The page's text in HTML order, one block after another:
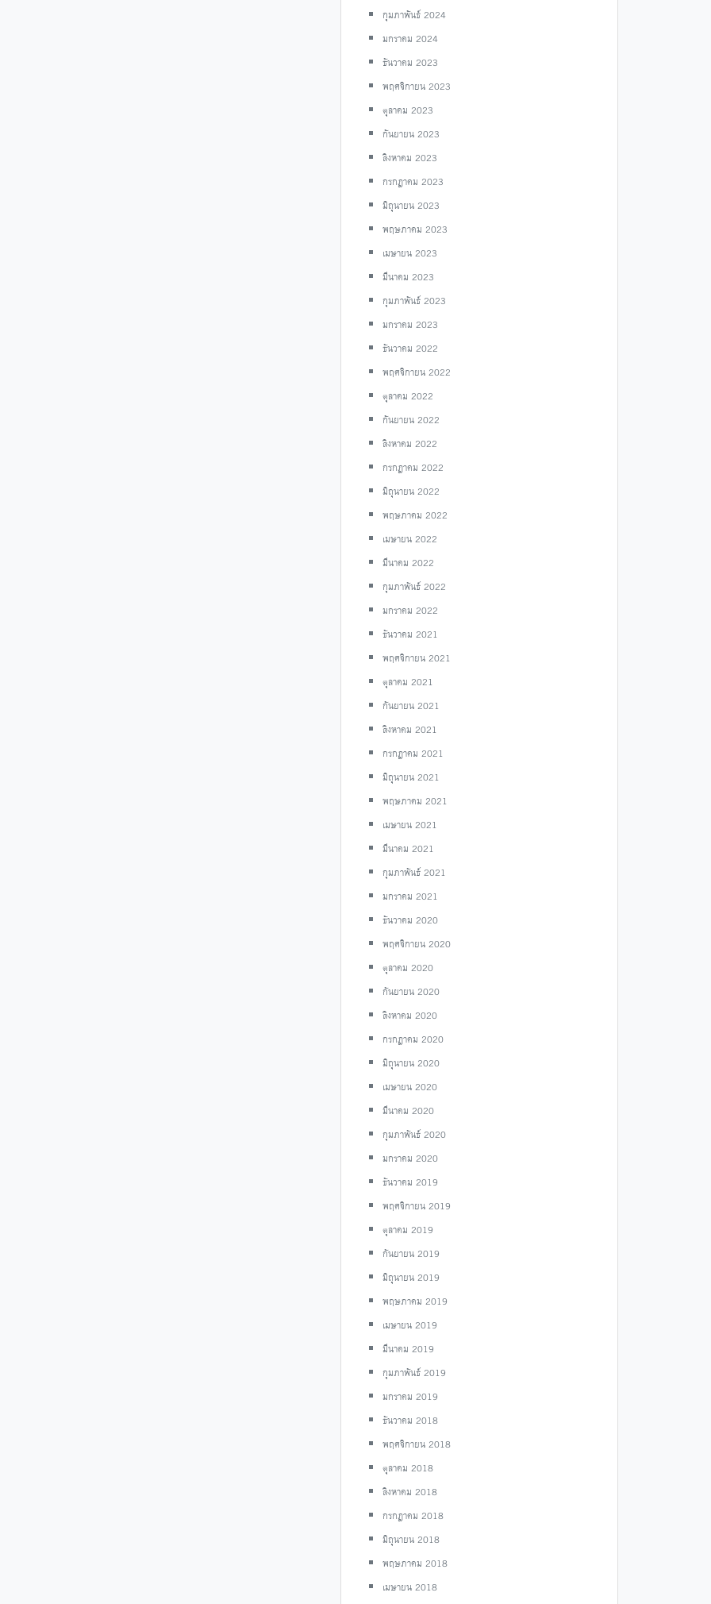
กุมภาพันธ์ 2024
มกราคม 2024
ธันวาคม 2023
พฤศจิกายน 2023
ตุลาคม 2023
กันยายน 2023
สิงหาคม 2023
กรกฎาคม 2023
มิถุนายน 2023
พฤษภาคม 2023
เมษายน 2023
มีนาคม 2023
กุมภาพันธ์ 2023
มกราคม 2023
ธันวาคม 2022
พฤศจิกายน 2022
ตุลาคม 2022
กันยายน 2022
สิงหาคม 2022
กรกฎาคม 2022
มิถุนายน 2022
พฤษภาคม 2022
เมษายน 2022
มีนาคม 2022
กุมภาพันธ์ 2022
มกราคม 2022
ธันวาคม 2021
พฤศจิกายน 2021
ตุลาคม 2021
กันยายน 2021
สิงหาคม 2021
กรกฎาคม 2021
มิถุนายน 2021
พฤษภาคม 2021
เมษายน 2021
มีนาคม 2021
กุมภาพันธ์ 2021
มกราคม 2021
ธันวาคม 2020
พฤศจิกายน 2020
ตุลาคม 2020
กันยายน 2020
สิงหาคม 2020
กรกฎาคม 2020
มิถุนายน 2020
เมษายน 2020
มีนาคม 2020
กุมภาพันธ์ 2020
มกราคม 2020
ธันวาคม 2019
พฤศจิกายน 2019
ตุลาคม 2019
กันยายน 2019
มิถุนายน 2019
พฤษภาคม 2019
เมษายน 2019
มีนาคม 2019
กุมภาพันธ์ 2019
มกราคม 2019
ธันวาคม 2018
พฤศจิกายน 2018
ตุลาคม 2018
สิงหาคม 2018
กรกฎาคม 2018
มิถุนายน 2018
พฤษภาคม 2018
เมษายน 2018